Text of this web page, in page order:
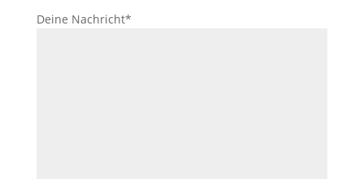
Deine Nachricht*